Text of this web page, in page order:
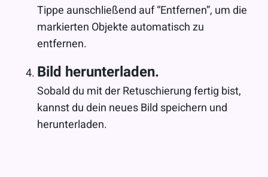
Tippe aunschließend auf “Entfernen”, um die
markierten Objekte automatisch zu
entfernen.
Bild herunterladen.
Sobald du mit der Retuschierung fertig bist,
kannst du dein neues Bild speichern und
herunterladen.